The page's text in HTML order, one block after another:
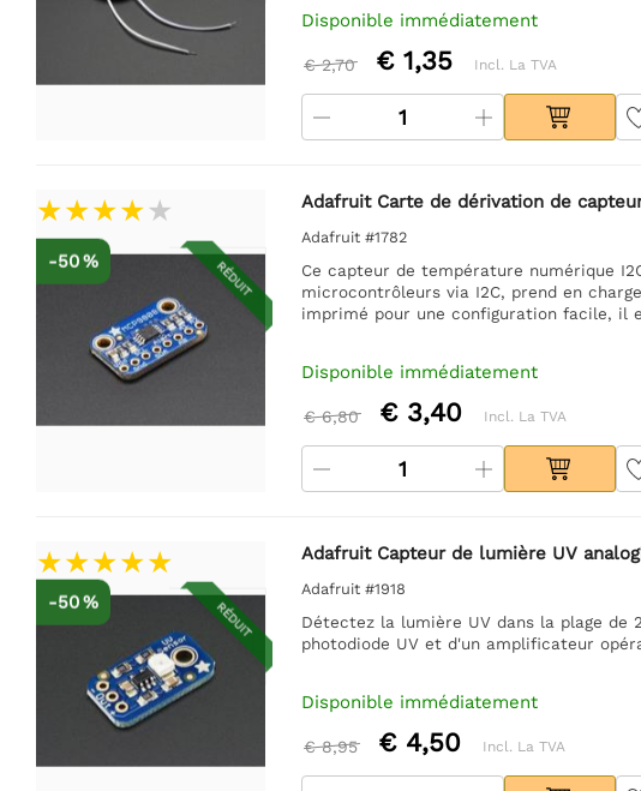
Disponible immédiatement
€ 2,70 € 1,35 Incl. La TVA
RÉDUIT
-50 %
Adafruit Carte de dérivation de
Adafruit #1782
Ce capteur de température numérique
microcontrôleurs via I2C, prend en
imprimé pour une configuration facile, il
Disponible immédiatement
€ 6,80 € 3,40 Incl. La TVA
RÉDUIT
-50 %
Adafruit Capteur de lumière UV
Adafruit #1918
Détectez la lumière UV dans la plage de
photodiode UV et d'un amplificateur
Disponible immédiatement
€ 8,95 € 4,50 Incl. La TVA